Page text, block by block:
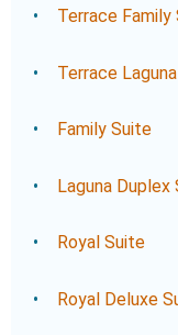
Terrace Family
Terrace
Family Suite
Laguna Duplex
Royal Suite
Royal Deluxe